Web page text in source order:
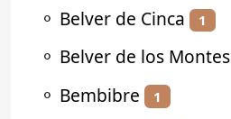
⚬ Belver de Cinca 1
⚬ Belver de los Montes
⚬ Bembibre 1